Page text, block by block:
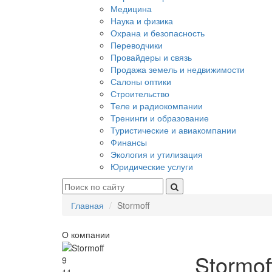
Медицина
Наука и физика
Охрана и безопасность
Переводчики
Провайдеры и связь
Продажа земель и недвижимости
Салоны оптики
Строительство
Теле и радиокомпании
Тренинги и образование
Туристические и авиакомпании
Финансы
Экология и утилизация
Юридические услуги
Главная Stormoff
О компании
9